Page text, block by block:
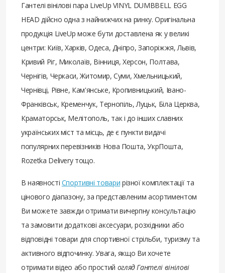
Гантелі вінілові пара LiveUp VINYL DUMBBELL EGG
HEAD дійсно одна з найнижчих на ринку. Оригінальна
продукція LiveUp може бути доставлена ​​як у великі
центри: Київ, Харків, Одеса, Дніпро, Запоріжжя, Львів,
Кривий Ріг, Миколаїв, Вінниця, Херсон, Полтава,
Чернігів, Черкаси, Житомир, Суми, Хмельницький,
Чернівці, Рівне, Кам'янське, Кропивницький, Івано-
Франківськ, Кременчук, Тернопіль, Луцьк, Біла Церква,
Краматорськ, Мелітополь, так і до інших славних
українських міст та місць, де є пункти видачі
популярних перевізників Нова Пошта, УкрПошта,
Rozetka Delivery тощо.
В наявності Спортивні товари різної комплектації та
цінового діапазону, за представленим асортиментом
Ви можете завжди отримати вичерпну консультацію
та замовити додаткові аксесуари, розхідники або
відповідні товари для спортивної стрільби, туризму та
активного відпочинку. Увага, якщо Ви хочете
отримати відео або простий огляд Гантелі вінілові